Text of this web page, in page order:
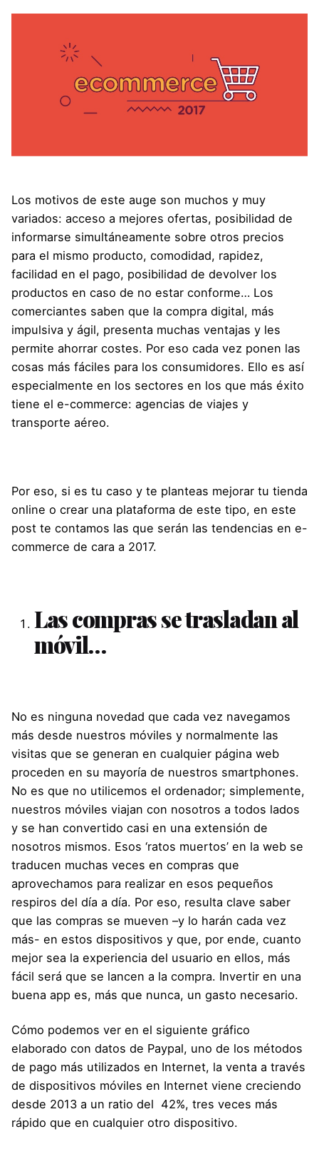
Los motivos de este auge son muchos y muy
variados: acceso a mejores ofertas, posibilidad de
informarse simultáneamente sobre otros precios
para el mismo producto, comodidad, rapidez,
facilidad en el pago, posibilidad de devolver los
productos en caso de no estar conforme… Los
comerciantes saben que la compra digital, más
impulsiva y ágil, presenta muchas ventajas y les
permite ahorrar costes. Por eso cada vez ponen las
cosas más fáciles para los consumidores. Ello es así
especialmente en los sectores en los que más éxito
tiene el e-commerce: agencias de viajes y
transporte aéreo.
Por eso, si es tu caso y te planteas mejorar tu tienda
online o crear una plataforma de este tipo, en este
post te contamos las que serán las tendencias en e-
commerce de cara a 2017.
Las compras se trasladan al
móvil…
No es ninguna novedad que cada vez navegamos
más desde nuestros móviles y normalmente las
visitas que se generan en cualquier página web
proceden en su mayoría de nuestros smartphones.
No es que no utilicemos el ordenador; simplemente,
nuestros móviles viajan con nosotros a todos lados
y se han convertido casi en una extensión de
nosotros mismos. Esos ‘ratos muertos’ en la web se
traducen muchas veces en compras que
aprovechamos para realizar en esos pequeños
respiros del día a día. Por eso, resulta clave saber
que las compras se mueven –y lo harán cada vez
más- en estos dispositivos y que, por ende, cuanto
mejor sea la experiencia del usuario en ellos, más
fácil será que se lancen a la compra. Invertir en una
buena app es, más que nunca, un gasto necesario.
Cómo podemos ver en el siguiente gráfico
elaborado con datos de Paypal, uno de los métodos
de pago más utilizados en Internet, la venta a través
de dispositivos móviles en Internet viene creciendo
desde 2013 a un ratio del 42%, tres veces más
rápido que en cualquier otro dispositivo.